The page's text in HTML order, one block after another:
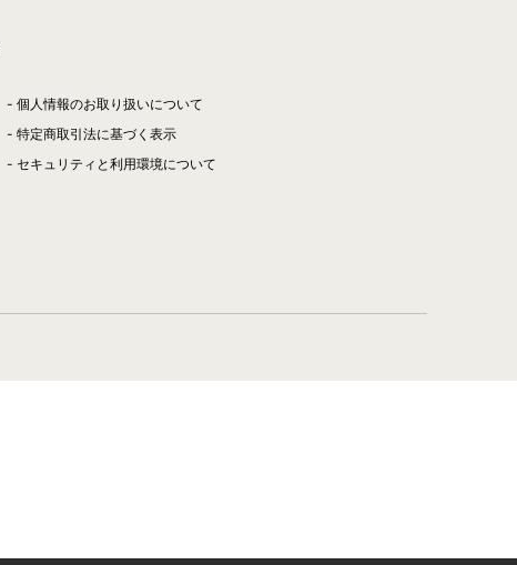
個人情報のお取り扱いについて
特定商取引法に基づく表示
セキュリティと利用環境について